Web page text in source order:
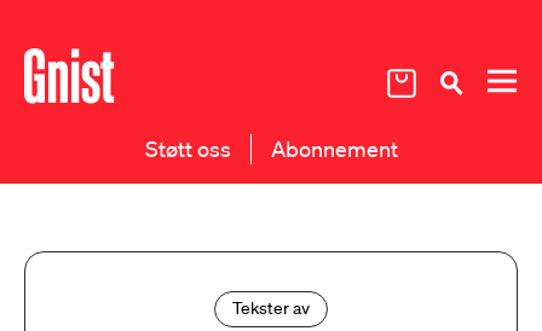
Støtt oss Abonnement
Tekster av